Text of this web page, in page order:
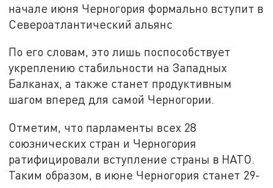
начале июня Черногория формально вступит в
Североатлантический альянс
По его словам, это лишь поспособствует
укреплению стабильности на Западных
Балканах, а также станет продуктивным
шагом вперед для самой Черногории.
Отметим, что парламенты всех 28
союзнических стран и Черногория
ратифицировали вступление страны в НАТО.
Таким образом, в июне Черногория станет 29-